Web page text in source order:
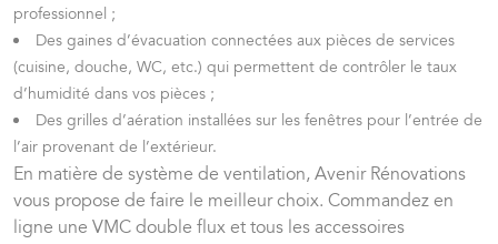
professionnel ;
Des gaines d’évacuation connectées aux pièces de services
(cuisine, douche, WC, etc.) qui permettent de contrôler le taux
d’humidité dans vos pièces ;
Des grilles d’aération installées sur les fenêtres pour l’entrée de
l’air provenant de l’extérieur.
En matière de système de ventilation, Avenir Rénovations
vous propose de faire le meilleur choix. Commandez en
ligne une VMC double flux et tous les accessoires